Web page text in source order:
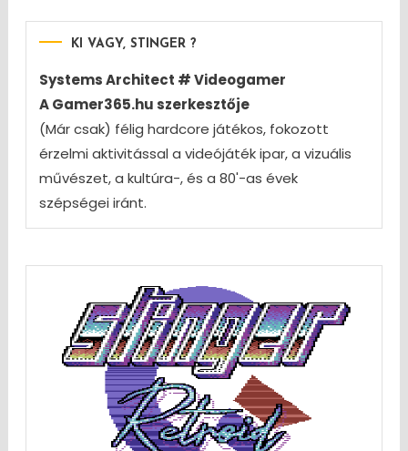
KI VAGY, STINGER ?
Systems Architect # Videogamer
A Gamer365.hu szerkesztője
(Már csak) félig hardcore játékos, fokozott
érzelmi aktivitással a videójáték ipar, a vizuális
művészet, a kultúra-, és a 80'-as évek
szépségei iránt.